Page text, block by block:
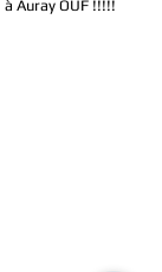
Auray OUF !!!!!